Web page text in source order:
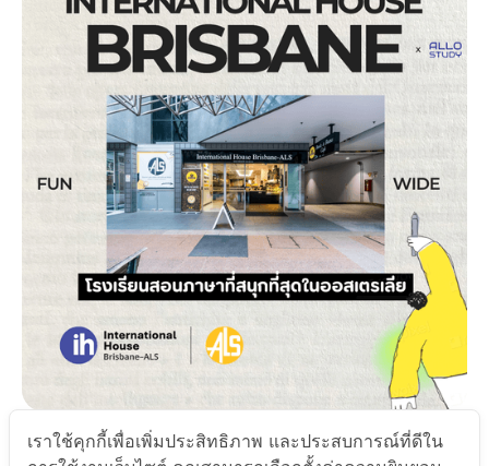
โรงเรียน International House Brisbane
เราใช้คุกกี้เพื่อเพิ่มประสิทธิภาพ และประสบการณ์ที่ดีใน